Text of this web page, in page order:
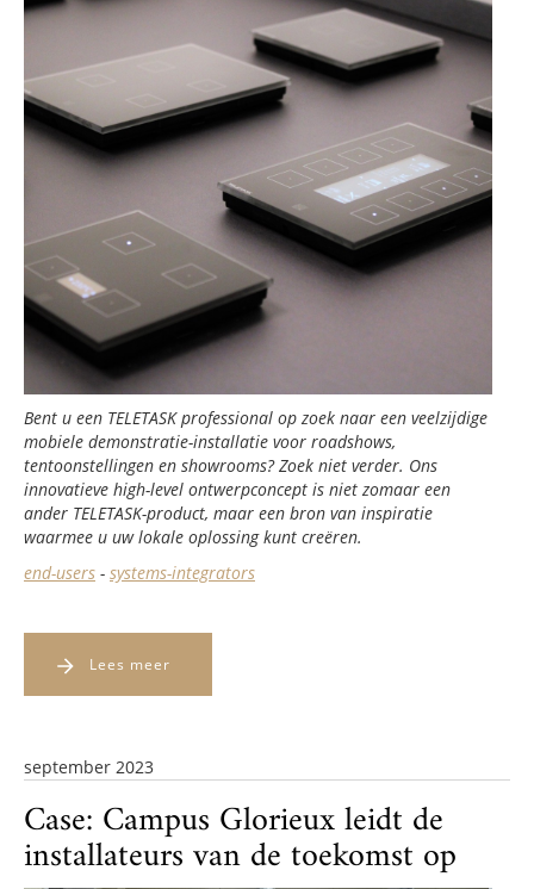
Bent u een TELETASK professional op zoek naar een veelzijdige
mobiele demonstratie-installatie voor roadshows,
tentoonstellingen en showrooms? Zoek niet verder. Ons
innovatieve high-level ontwerpconcept is niet zomaar een
ander TELETASK-product, maar een bron van inspiratie
waarmee u uw lokale oplossing kunt creëren.
end-users - systems-integrators
Lees meer
september 2023
Case: Campus Glorieux leidt de
installateurs van de toekomst op